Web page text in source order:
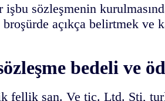
işbu sözleşmenin
açıkça belirtmek ve
bedeli ve
fellik san. Ve tic. Ltd. Şti,